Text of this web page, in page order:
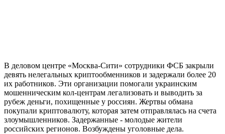
В деловом центре «Москва-Сити» сотрудники ФСБ закрыли
девять нелегальных криптообменников и задержали более 20
их работников. Эти организации помогали украинским
мошенническим кол-центрам легализовать и выводить за
рубеж деньги, похищенные у россиян. Жертвы обмана
покупали криптовалюту, которая затем отправлялась на счета
злоумышленников. Задержанные - молодые жители
российских регионов. Возбуждены уголовные дела.